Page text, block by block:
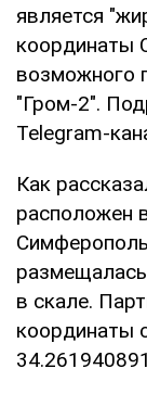
является
координаты
возможного
"Гром-2".
Telegram-
Как
расположен
в скале.
координаты